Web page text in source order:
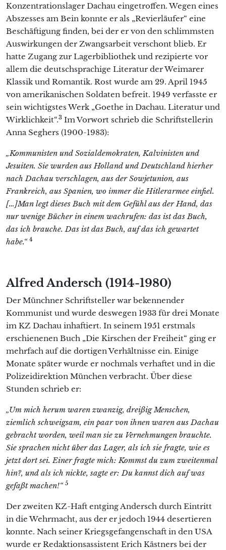
Konzentrationslager Dachau eingetroffen. Wegen eines
Abszesses am Bein konnte er als „Revierläufer“ eine
Beschäftigung finden, bei der er von den schlimmsten
Auswirkungen der Zwangsarbeit verschont blieb. Er
hatte Zugang zur Lagerbibliothek und rezipierte vor
allem die deutschsprachige Literatur der Weimarer
Klassik und Romantik. Rost wurde am 29. April 1945
von amerikanischen Soldaten befreit. 1949 verfasste er
sein wichtigstes Werk „Goethe in Dachau. Literatur und
Wirklichkeit“.3 Im Vorwort schrieb die Schriftstellerin
Anna Seghers (1900-1983):
„Kommunisten und Sozialdemokraten, Kalvinisten und
Jesuiten. Sie wurden aus Holland und Deutschland hierher
nach Dachau verschlagen, aus der Sowjetunion, aus
Frankreich, aus Spanien, wo immer die Hitlerarmee einfiel.
[…]Man legt dieses Buch mit dem Gefühl aus der Hand, das
nur wenige Bücher in einem wachrufen: das ist das Buch,
das ich brauche. Das ist das Buch, auf das ich gewartet
habe.“ 4
Alfred Andersch (1914-1980)
Der Münchner Schriftsteller war bekennender
Kommunist und wurde deswegen 1933 für drei Monate
im KZ Dachau inhaftiert. In seinem 1951 erstmals
erschienenen Buch „Die Kirschen der Freiheit“ ging er
mehrfach auf die dortigen Verhältnisse ein. Einige
Monate später wurde er nochmals verhaftet und in die
Polizeidirektion München verbracht. Über diese
Stunden schrieb er:
„Um mich herum waren zwanzig, dreißig Menschen,
ziemlich schweigsam, ein paar von ihnen waren aus Dachau
gebracht worden, weil man sie zu Vernehmungen brauchte.
Sie sprachen nicht über das Lager, als ich sie fragte, wie es
jetzt dort sei. Einer fragte mich: Kommst du zum zweitenmal
hin?, und als ich nickte, sagte er: Du kannst dich auf was
gefaßt machen!“ 5
Der zweiten KZ-Haft entging Andersch durch Eintritt
in die Wehrmacht, aus der er jedoch 1944 desertieren
konnte. Nach seiner Kriegsgefangenschaft in den USA
wurde er Redaktionsassistent Erich Kästners bei der